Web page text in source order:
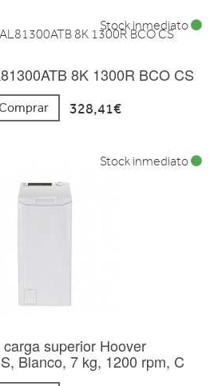
8K 1300R BCO CS
328,41€
Stock inmediato
superior Hoover
Blanco, 7 kg, 1200 rpm, C
Stock inmediato